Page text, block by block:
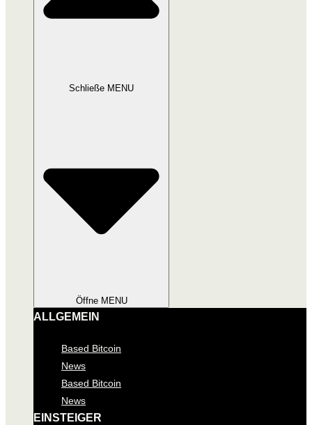
Schließe MENU
Öffne MENU
ALLGEMEIN
Based Bitcoin
News
Based Bitcoin
News
EINSTEIGER